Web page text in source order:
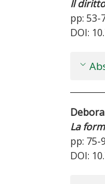
Il
pp: 53-
DOI:
La
pp: 75-
DOI: